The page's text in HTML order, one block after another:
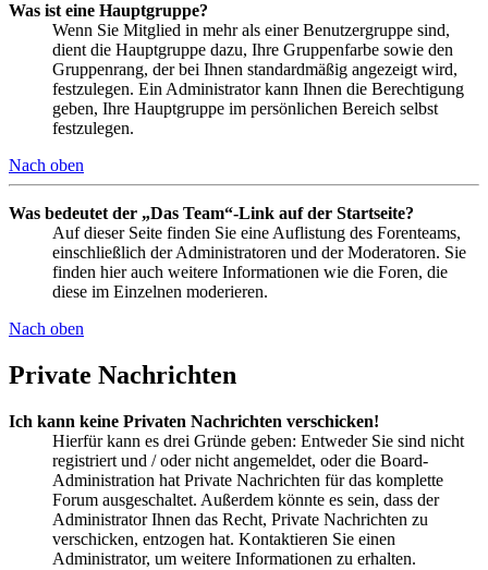
Was ist eine Hauptgruppe?
Wenn Sie Mitglied in mehr als einer Benutzergruppe sind,
dient die Hauptgruppe dazu, Ihre Gruppenfarbe sowie den
Gruppenrang, der bei Ihnen standardmäßig angezeigt wird,
festzulegen. Ein Administrator kann Ihnen die Berechtigung
geben, Ihre Hauptgruppe im persönlichen Bereich selbst
festzulegen.
Nach oben
Was bedeutet der „Das Team“-Link auf der Startseite?
Auf dieser Seite finden Sie eine Auflistung des Forenteams,
einschließlich der Administratoren und der Moderatoren. Sie
finden hier auch weitere Informationen wie die Foren, die
diese im Einzelnen moderieren.
Nach oben
Private Nachrichten
Ich kann keine Privaten Nachrichten verschicken!
Hierfür kann es drei Gründe geben: Entweder Sie sind nicht
registriert und / oder nicht angemeldet, oder die Board-
Administration hat Private Nachrichten für das komplette
Forum ausgeschaltet. Außerdem könnte es sein, dass der
Administrator Ihnen das Recht, Private Nachrichten zu
verschicken, entzogen hat. Kontaktieren Sie einen
Administrator, um weitere Informationen zu erhalten.